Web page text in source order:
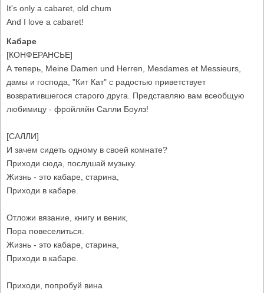
It's only a cabaret, old chum
And I love a cabaret!
Кабаре
[КОНФЕРАНСЬЕ]
А теперь, Meine Damen und Herren, Mesdames et Messieurs,
дамы и господа, "Кит Кат" с радостью приветствует
возвратившегося старого друга. Представляю вам всеобщую
любимицу - фройляйн Салли Боулз!
[САЛЛИ]
И зачем сидеть одному в своей комнате?
Приходи сюда, послушай музыку.
Жизнь - это кабаре, старина,
Приходи в кабаре.
Отложи вязание, книгу и веник,
Пора повеселиться.
Жизнь - это кабаре, старина,
Приходи в кабаре.
Приходи, попробуй вина